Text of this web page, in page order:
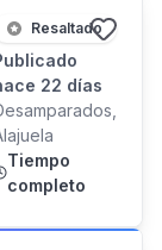
Resaltado
22 días
Tiempo
completo